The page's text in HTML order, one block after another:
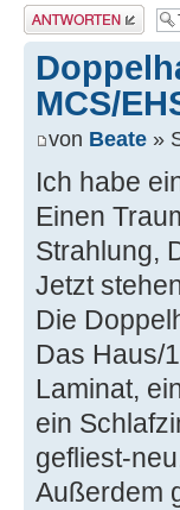
Antwort erstellen
MCS/
von Beate »
Ich habe
Einen
Strahlung,
Jetzt
Die
Das Haus/
Laminat,
ein
gefliest-
Außerdem